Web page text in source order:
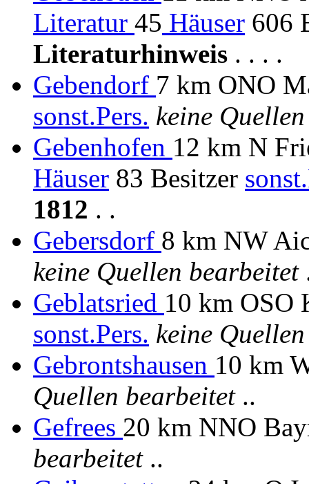
Literatur 45 Häuser 606
Literaturhinweis . . . .
Gebendorf 7 km ONO
sonst.Pers. keine
Gebenhofen 12 km N
Häuser 83 Besitzer
1812 . .
Gebersdorf 8 km NW
keine Quellen bearbeitet
Geblatsried 10 km OSO
sonst.Pers. keine
Gebrontshausen 10 km
Quellen bearbeitet..
Gefrees 20 km NNO
bearbeitet..